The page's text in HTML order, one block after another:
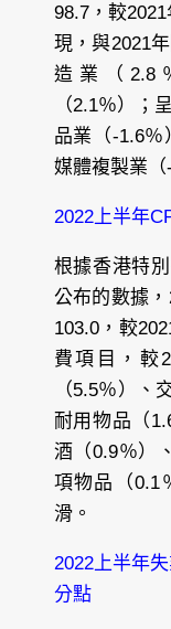
98.7，較
現，與2021
造業（2.8
（2.1％）；
品業（-1.6
媒體複製業（
2022上半年
根據香港特
公布的數據
103.0，較
費項目，較
（5.5％）、
耐用物品（
酒（0.9％）
項物品（0.1
滑。
2022上半年
分點